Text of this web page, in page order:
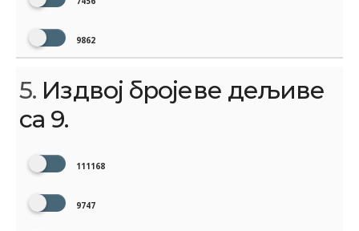
9862
5. Издвој бројеве дељиве
са 9.
111168
9747